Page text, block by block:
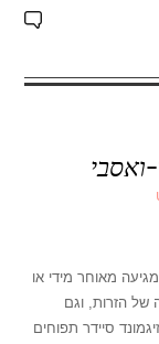
מאוחר מידי או
של הזרות, וגם
סיידר תפוחים